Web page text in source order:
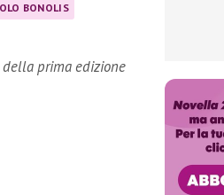
BONOLIS
prima edizione